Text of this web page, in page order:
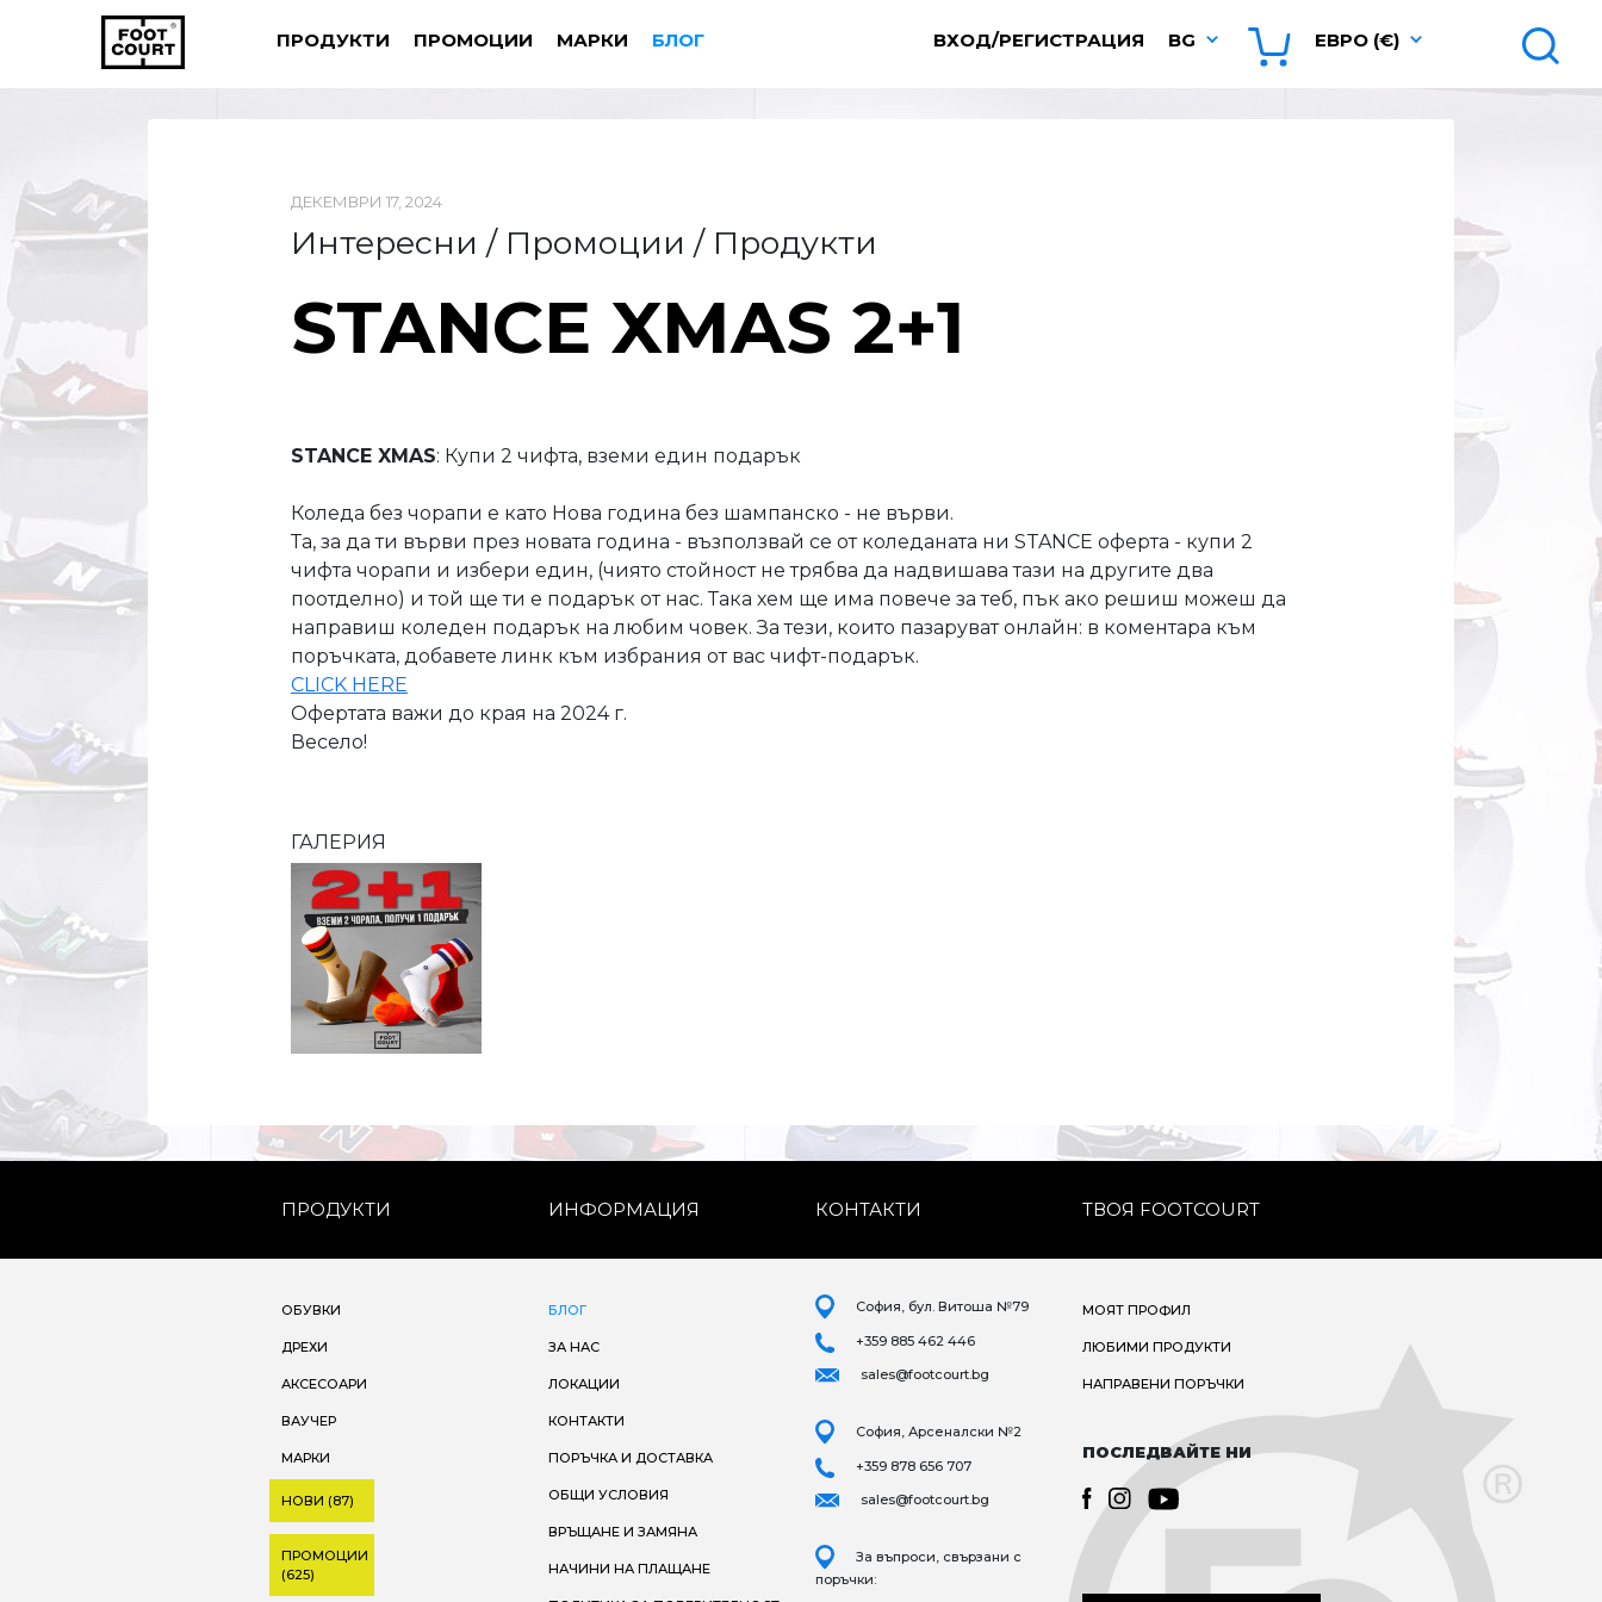
ПРОДУКТИ ПРОМОЦИИ МАРКИ БЛОГ ВХОД/РЕГИСТРАЦИЯ BG ЕВРО (€)
ДЕКЕМВРИ 17, 2024
Интересни / Промоции / Продукти
STANCE XMAS 2+1
STANCE XMAS: Купи 2 чифта, вземи един подарък
Коледа без чорапи е като Нова година без шампанско - не върви.
Та, за да ти върви през новата година - възползвай се от коледаната ни STANCE оферта - купи 2
чифта чорапи и избери един, (чиято стойност не трябва да надвишава тази на другите два
поотделно) и той ще ти е подарък от нас. Така хем ще има повече за теб, пък ако решиш можеш да
направиш коледен подарък на любим човек. За тези, които пазаруват онлайн: в коментара към
поръчката, добавете линк към избрания от вас чифт-подарък.
CLICK HERE
Офертата важи до края на 2024 г.
Весело!
ГАЛЕРИЯ
ПРОДУКТИ ИНФОРМАЦИЯ КОНТАКТИ ТВОЯ FOOTCOURT
ОБУВКИ
ДРЕХИ
АКСЕСОАРИ
ВАУЧЕР
МАРКИ
НОВИ (87)
ПРОМОЦИИ
(625)
БЛОГ
ЗА НАС
ЛОКАЦИИ
КОНТАКТИ
ПОРЪЧКА И ДОСТАВКА
ОБЩИ УСЛОВИЯ
ВРЪЩАНЕ И ЗАМЯНА
НАЧИНИ НА ПЛАЩАНЕ
София, бул. Витоша №79
+359 885 462 446
sales@footcourt.bg
София, Арсеналски №2
+359 878 656 707
sales@footcourt.bg
За въпроси, свързани с
поръчки:
МОЯТ ПРОФИЛ
ЛЮБИМИ ПРОДУКТИ
НАПРАВЕНИ ПОРЪЧКИ
ПОСЛЕДВАЙТЕ НИ